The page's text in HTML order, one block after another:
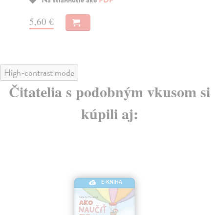
6,60 €
High-contrast mode
Čitatelia s podobným vkusom si
kúpili aj: